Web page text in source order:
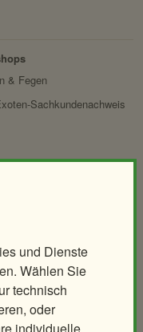
und Dienste
Wählen Sie
technisch
oder
individuelle
& Fegen
Sachkundenachweis